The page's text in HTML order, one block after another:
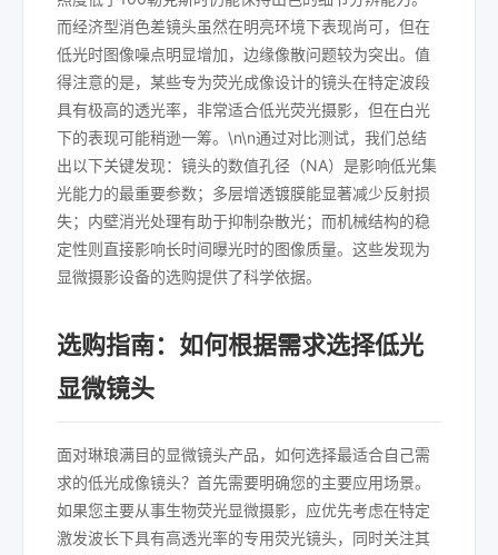
而经济型消色差镜头虽然在明亮环境下表现尚可，但在
低光时图像噪点明显增加，边缘像散问题较为突出。值
得注意的是，某些专为荧光成像设计的镜头在特定波段
具有极高的透光率，非常适合低光荧光摄影，但在白光
下的表现可能稍逊一筹。\n\n通过对比测试，我们总结
出以下关键发现：镜头的数值孔径（NA）是影响低光集
光能力的最重要参数；多层增透镀膜能显著减少反射损
失；内壁消光处理有助于抑制杂散光；而机械结构的稳
定性则直接影响长时间曝光时的图像质量。这些发现为
显微摄影设备的选购提供了科学依据。
选购指南：如何根据需求选择低光
显微镜头
面对琳琅满目的显微镜头产品，如何选择最适合自己需
求的低光成像镜头？首先需要明确您的主要应用场景。
如果您主要从事生物荧光显微摄影，应优先考虑在特定
激发波长下具有高透光率的专用荧光镜头，同时关注其